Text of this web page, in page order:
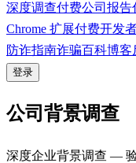
深度调查付费公司报告
Chrome 扩展付费开发
防诈指南诈骗百科博客
登录
公司背景调查
深度企业背景调查 —